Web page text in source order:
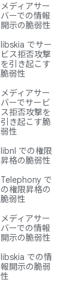
メディアサー
バーでの情報
開示の脆弱性
libskia でサー
ビス拒否攻撃
を引き起こす
脆弱性
メディアサー
バーでサービ
ス拒否攻撃を
引き起こす脆
弱性
libnl での権限
昇格の脆弱性
Telephony で
の権限昇格の
脆弱性
メディアサー
バーでの情報
開示の脆弱性
libskia での情
報開示の脆弱
性